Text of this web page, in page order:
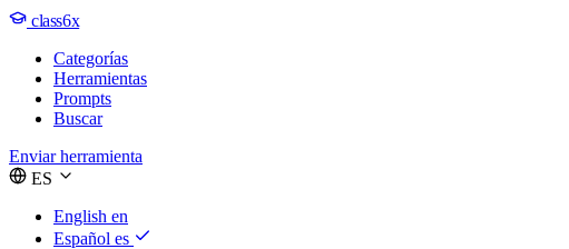
class6x
Categorías
Herramientas
Prompts
Buscar
Enviar herramienta
ES
English en
Español es